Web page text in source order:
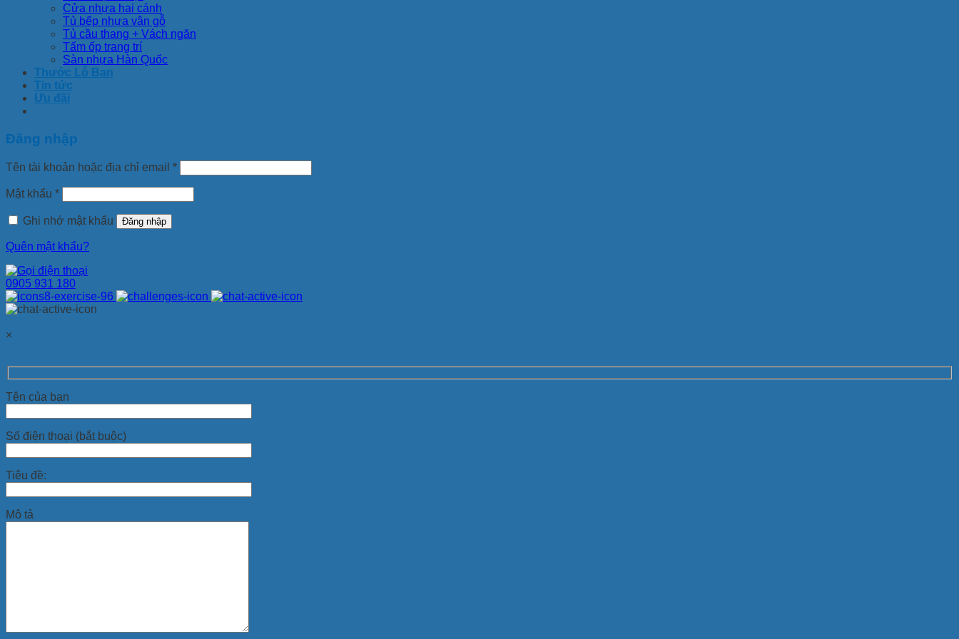
Cửa nhựa hai cánh
Tủ bếp nhựa vân gỗ
Tủ cầu thang + Vách ngăn
Tấm ốp trang trí
Sàn nhựa Hàn Quốc
Thước Lỗ Ban
Tin tức
Ưu đãi
Đăng nhập
Tên tài khoản hoặc địa chỉ email *
Mật khẩu *
Ghi nhớ mật khẩu Đăng nhập
Quên mật khẩu?
0905 931 180
×
Tên của bạn
Số điện thoại (bắt buộc)
Tiêu đề:
Mô tả